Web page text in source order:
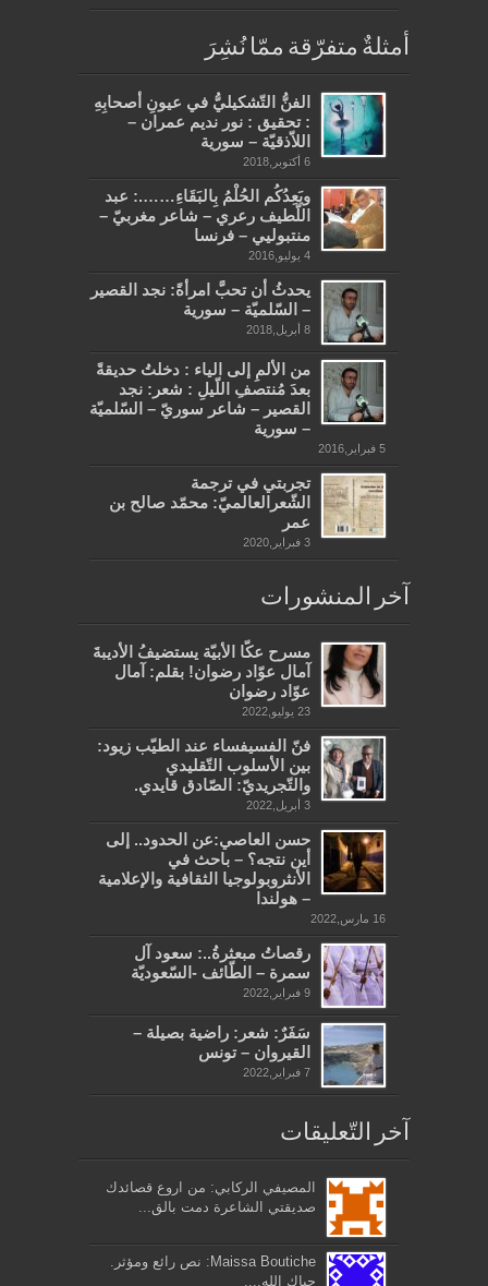
أمثلةٌ متفرّقة ممّا نُشِرَ
الفنُّ التّشكيليُّ في عيونِ أصحابِهِ
: تحقيق : نور نديم عمران –
اللاّذقيّة – سورية
6 أكتوبر,2018
ويَعِدُكُم الحُلْمُ بِالبَقَاءِ…….: عبد
اللّطيف رعري – شاعر مغربيّ –
منتبوليي – فرنسا
4 يوليو,2016
يحدثُ أن تحبَّ امرأةً: نجد القصير
– السّلميّة – سورية
8 أبريل,2018
من الألمِ إلى الياء : دخلتُ حديقةً
بعدَ مُنتصفِ اللّيلِ : شعر: نجد
القصير – شاعر سوريّ – السّلميّة
– سورية
5 فبراير,2016
تجربتي في ترجمة
الشّعرالعالميّ: محمّد صالح بن
عمر
3 فبراير,2020
آخر المنشورات
مسرح عكّا الأبيّة يستضيفُ الأديبةَ
آمال عوّاد رضوان! بقلم: آمال
عوّاد رضوان
23 يوليو,2022
فنّ الفسيفساء عند الطيّب زيود:
بين الأسلوب التّقليدي
والتّجريديّ: الصّادق قايدي.
3 أبريل,2022
حسن العاصي:عن الحدود.. إلى
أين نتجه؟ – باحث في
الأنثروبولوجيا الثقافية والإعلامية
– هولندا
16 مارس,2022
رقصاتُ مبعثرةُ..: سعود آل
سمرة – الطّائف -السّعوديّة
9 فبراير,2022
سَفَرٌ: شعر: راضية بصيلة –
القيروان – تونس
7 فبراير,2022
آخر التّعليقات
المصيفي الركابي: من اروع قصائدك
صديقتي الشاعرة دمت بالق...
Maissa Boutiche: نص رائع ومؤثر.
حياك الله....